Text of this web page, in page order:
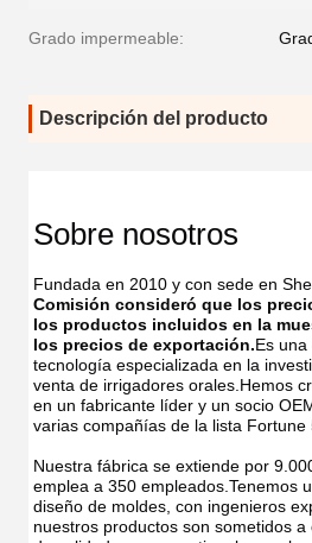
Grado impermeable:
Descripción del producto
Sobre nosotros
Fundada en 2010 y con sede en
Comisión consideró que los
los productos incluidos en la
los precios de exportación.Es
tecnología especializada en la
venta de irrigadores orales.Hemos
en un fabricante líder y un socio
varias compañías de la lista Fortune
Nuestra fábrica se extiende por
emplea a 350 empleados.Tenemos
diseño de moldes, con ingenieros
nuestros productos son sometidos